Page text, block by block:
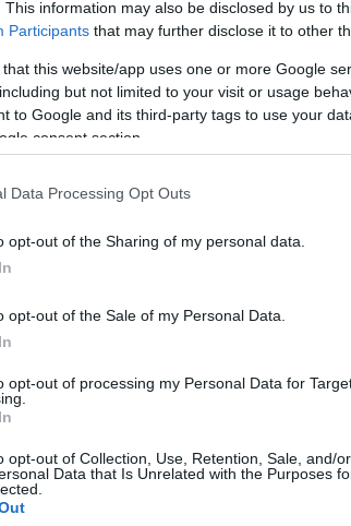
This information may also be disclosed by us to
Participants that may further disclose it to other
that this website/app uses one or more Google
but not limited to your visit or usage
to Google and its third-party tags to use your
consent section.
Data Processing Opt Outs
opt-out of the Sharing of my personal data.
opt-out of the Sale of my Personal Data.
opt-out of processing my Personal Data for
opt-out of Collection, Use, Retention, Sale, and/
Data that Is Unrelated with the Purposes
árak
most ilyen
05:23
inkább
Végigjátszás:
A poszt elején már említettem Steven
jelent volt majdnem minden készletben,
sorozat nagyobb magasságokba
időben amozifilmmel). Később persze a
hasonlóan rövid időre - de ez majd egy